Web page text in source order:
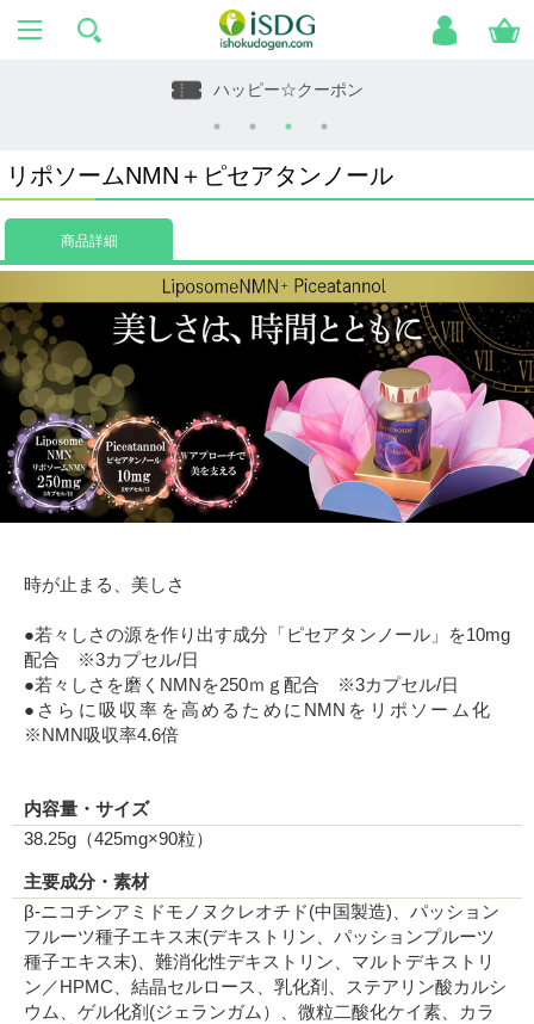
ハッピー☆クーポン
リポソームNMN＋ピセアタンノール
商品詳細
時が止まる、美しさ
●若々しさの源を作り出す成分「ピセアタンノール」を10mg
配合 ※3カプセル/日
●若々しさを磨くNMNを250ｍｇ配合 ※3カプセル/日
●さらに吸収率を高めるためにNMNをリポソーム化
※NMN吸収率4.6倍
内容量・サイズ
38.25g（425mg×90粒）
主要成分・素材
β-ニコチンアミドモノヌクレオチド(中国製造)、パッション
フルーツ種子エキス末(デキストリン、パッションプルーツ
種子エキス末)、難消化性デキストリン、マルトデキストリ
ン／HPMC、結晶セルロース、乳化剤、ステアリン酸カルシ
ウム、ゲル化剤(ジェランガム）、微粒二酸化ケイ素、カラ